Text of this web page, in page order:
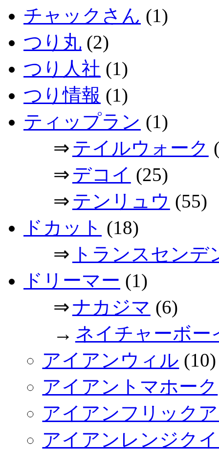
チャックさん (1)
つり丸 (2)
つり人社 (1)
つり情報 (1)
ティップラン (1)
⇒ テイルウォーク
⇒ デコイ (25)
⇒ テンリュウ (55)
ドカット (18)
⇒ トランスセンデ
ドリーマー (1)
⇒ナカジマ (6)
→ ネイチャーボー
アイアンウィル (10)
アイアントマホーク
アイアンフリック
アイアンレンジク